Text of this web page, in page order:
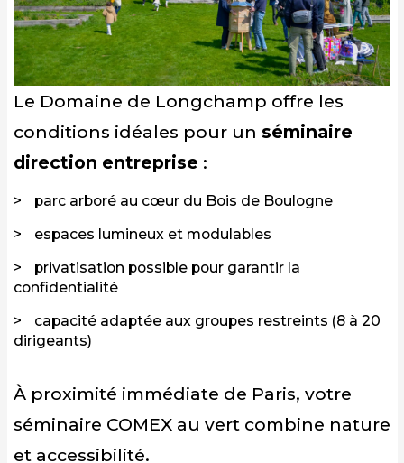
Le Domaine de Longchamp offre les
conditions idéales pour un séminaire
direction entreprise :
parc arboré au cœur du Bois de Boulogne
espaces lumineux et modulables
privatisation possible pour garantir la
confidentialité
capacité adaptée aux groupes restreints (8 à 20
dirigeants)
À proximité immédiate de Paris, votre
séminaire COMEX au vert combine nature
et accessibilité.